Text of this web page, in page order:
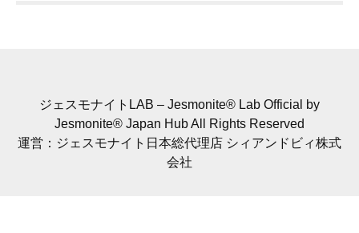
ジェスモナイトLAB – Jesmonite® Lab Official by
Jesmonite® Japan Hub All Rights Reserved
運営：ジェスモナイト日本総代理店 シィアンドビィ株式
会社